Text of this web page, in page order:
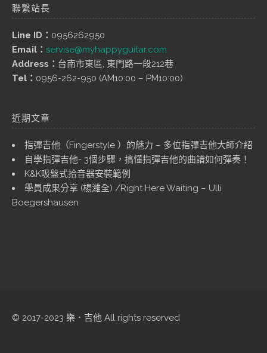
聯繫站長
Line ID： 0956262950
Email： servise@myhappyguitar.com
Address： 台南市東區, 東門路一段212巷
Tel： 0956-262-950 (AM10:00 – PM10:00)
近期文章
指彈吉他（Fingerstyle ）的魅力 – 多位指彈吉他大師介紹
自學指彈吉他- 3個步驟，搞懂指彈吉他的曲譜如何彈奏！
K&K吸盤式拾音器安裝範例
學員成果分享 (楊濰全) /Right Here Waiting – Ulli
Boegershausen
© 2017-2023 樂．吉他 All rights reserved